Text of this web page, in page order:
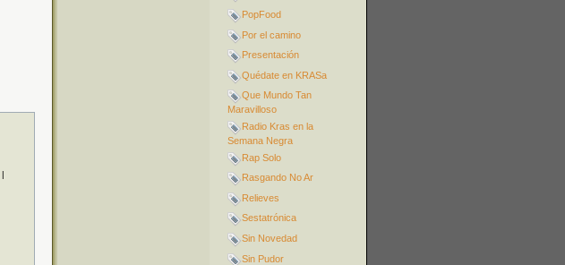
|
PopFood
Por el camino
Presentación
Quédate en KRASa
Que Mundo Tan
Maravilloso
Radio Kras en la
Semana Negra
Rap Solo
Rasgando No Ar
Relieves
Sestatrónica
Sin Novedad
Sin Pudor